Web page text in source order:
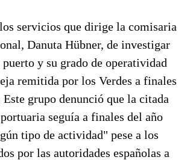
servicios que dirige la comisaria
Danuta Hübner, de investigar
y su grado de operatividad
remitida por los Verdes a finales
Este grupo denunció que la citada
seguía a finales del año
tipo de actividad" pese a los
por las autoridades españolas a